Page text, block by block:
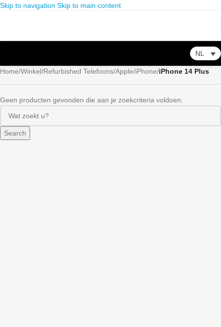
Skip to navigation Skip to main content
NL
Home/Winkel/Refurbished Telefoons/Apple/iPhone/iPhone 14 Plus
Geen producten gevonden die aan je zoekcriteria voldoen.
Search